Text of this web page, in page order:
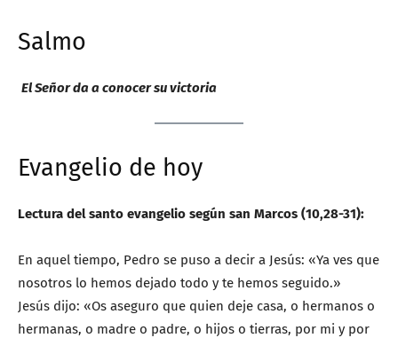
Salmo
El Señor da a conocer su victoria
Evangelio de hoy
Lectura del santo evangelio según san Marcos (10,28-31):
En aquel tiempo, Pedro se puso a decir a Jesús: «Ya ves que
nosotros lo hemos dejado todo y te hemos seguido.»
Jesús dijo: «Os aseguro que quien deje casa, o hermanos o
hermanas, o madre o padre, o hijos o tierras, por mi y por